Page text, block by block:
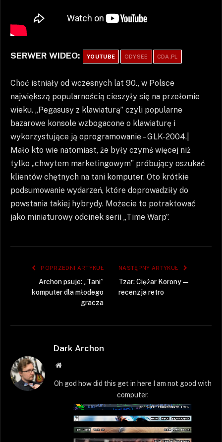
SERWER WIDEO: YOUTUBE ODYSEE CDA.PL
Choć istniały od wczesnych lat 90., w Polsce
największą popularnością cieszyły się na przełomie
wieku. „Pegasusy z klawiaturą” czyli popularne
bazarowe konsole wzbogacone o klawiaturę i
wykorzystujące ją oprogramowanie – GLK-2004.|
Mało kto wie natomiast, że były czymś więcej niż
tylko „chwytem marketingowym” próbujący oszukać
klientów chętnych na tani komputer. Oto krótkie
podsumowanie wydarzeń, które doprowadziły do
powstania takiej hybrydy. Możecie to potraktować
jako miniaturowy odcinek serii „Time Warp”.
POPRZEDNI ARTYKUŁ
Archon psuje: „Tani”
komputer dla młodego
gracza
NASTĘPNY ARTYKUŁ
Tzar: Ciężar Korony —
recenzja retro
Dark Archon
Strona
Oh god how did this get in here I am not good with
computer.